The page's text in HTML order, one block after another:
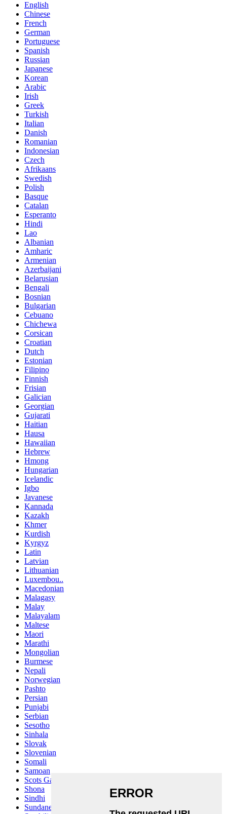
English
Chinese
French
German
Portuguese
Spanish
Russian
Japanese
Korean
Arabic
Irish
Greek
Turkish
Italian
Danish
Romanian
Indonesian
Czech
Afrikaans
Swedish
Polish
Basque
Catalan
Esperanto
Hindi
Lao
Albanian
Amharic
Armenian
Azerbaijani
Belarusian
Bengali
Bosnian
Bulgarian
Cebuano
Chichewa
Corsican
Croatian
Dutch
Estonian
Filipino
Finnish
Frisian
Galician
Georgian
Gujarati
Haitian
Hausa
Hawaiian
Hebrew
Hmong
Hungarian
Icelandic
Igbo
Javanese
Kannada
Kazakh
Khmer
Kurdish
Kyrgyz
Latin
Latvian
Lithuanian
Luxembou..
Macedonian
Malagasy
Malay
Malayalam
Maltese
Maori
Marathi
Mongolian
Burmese
Nepali
Norwegian
Pashto
Persian
Punjabi
Serbian
Sesotho
Sinhala
Slovak
Slovenian
Somali
Samoan
Scots Gaelic
Shona
Sindhi
Sundanese